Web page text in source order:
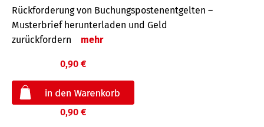
Rückforderung von Buchungspostenentgelten –
Musterbrief herunterladen und Geld
zurückfordern
mehr
0,90 €
0,90 €